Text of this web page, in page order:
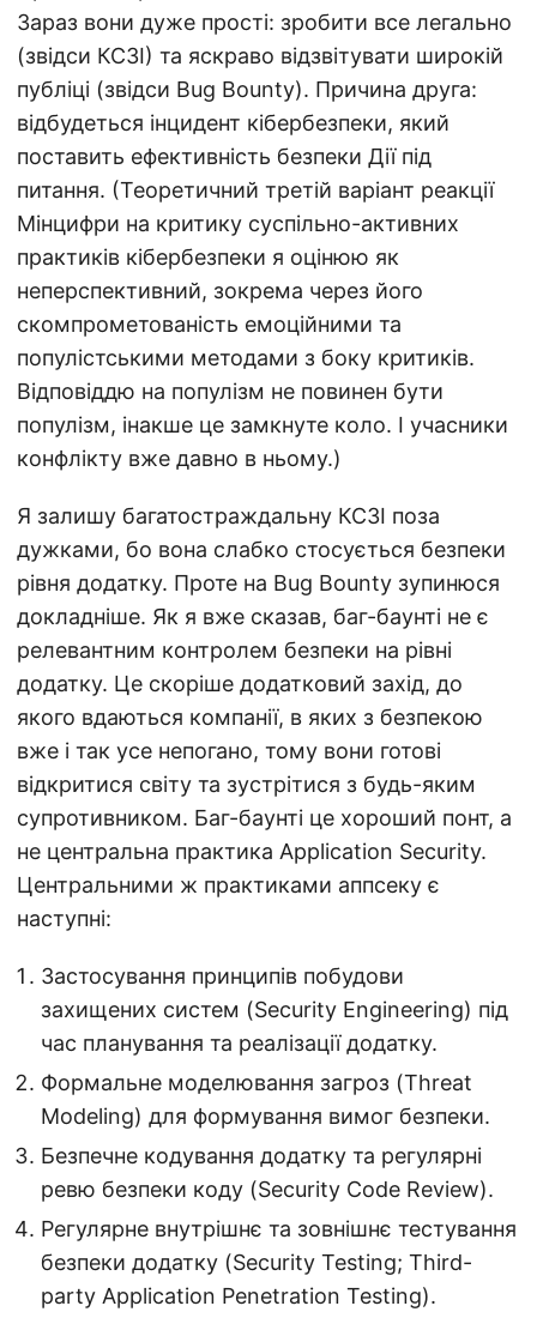
Зараз вони дуже прості: зробити все легально
(звідси КСЗІ) та яскраво відзвітувати широкій
публіці (звідси Bug Bounty). Причина друга:
відбудеться інцидент кібербезпеки, який
поставить ефективність безпеки Дії під
питання. (Теоретичний третій варіант реакції
Мінцифри на критику суспільно-активних
практиків кібербезпеки я оцінюю як
неперспективний, зокрема через його
скомпрометованість емоційними та
популістськими методами з боку критиків.
Відповіддю на популізм не повинен бути
популізм, інакше це замкнуте коло. І учасники
конфлікту вже давно в ньому.)
Я залишу багатостраждальну КСЗІ поза
дужками, бо вона слабко стосується безпеки
рівня додатку. Проте на Bug Bounty зупинюся
докладніше. Як я вже сказав, баг-баунті не є
релевантним контролем безпеки на рівні
додатку. Це скоріше додатковий захід, до
якого вдаються компанії, в яких з безпекою
вже і так усе непогано, тому вони готові
відкритися світу та зустрітися з будь-яким
супротивником. Баг-баунті це хороший понт, а
не центральна практика Application Security.
Центральними ж практиками аппсеку є
наступні:
Застосування принципів побудови
захищених систем (Security Engineering) під
час планування та реалізації додатку.
Формальне моделювання загроз (Threat
Modeling) для формування вимог безпеки.
Безпечне кодування додатку та регулярні
ревю безпеки коду (Security Code Review).
Регулярне внутрішнє та зовнішнє тестування
безпеки додатку (Security Testing; Third-
party Application Penetration Testing).